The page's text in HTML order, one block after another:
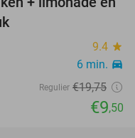
52%
9.4 star
6 min. directions_car
Regulier €19,75
€9,50
favorite_border